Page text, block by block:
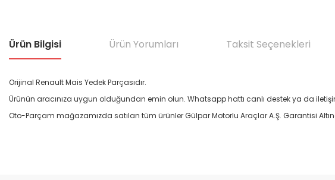
Ürün Bilgisi Ürün Yorumları Taksit Seçenekleri
Orijinal Renault Mais Yedek Parçasıdır.
Ürünün aracınıza uygun olduğundan emin olun. Whatsapp hattı canlı destek ya da
Oto-Parçam mağazamızda satılan tüm ürünler Gülpar Motorlu Araçlar A.Ş. Garantisi